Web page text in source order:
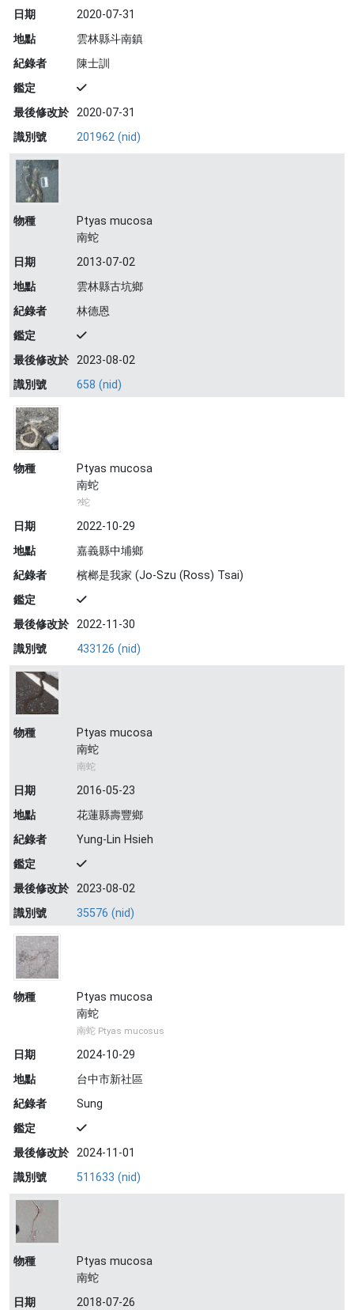
日期
2020-07-31
地點
雲林縣斗南鎮
紀錄者
陳士訓
鑑定
最後修改於 2020-07-31
識別號
201962 (nid)
物種
Ptyas mucosa
南蛇
日期
2013-07-02
地點
雲林縣古坑鄉
紀錄者
林德恩
鑑定
最後修改於 2023-08-02
識別號
658 (nid)
物種
Ptyas mucosa
南蛇
?蛇
日期
2022-10-29
地點
嘉義縣中埔鄉
紀錄者
檳榔是我家 (Jo-Szu (Ross) Tsai)
鑑定
最後修改於 2022-11-30
識別號
433126 (nid)
物種
Ptyas mucosa
南蛇
南蛇
日期
2016-05-23
地點
花蓮縣壽豐鄉
紀錄者
Yung-Lin Hsieh
鑑定
最後修改於 2023-08-02
識別號
35576 (nid)
物種
Ptyas mucosa
南蛇
南蛇 Ptyas mucosus
日期
2024-10-29
地點
台中市新社區
紀錄者
Sung
鑑定
最後修改於 2024-11-01
識別號
511633 (nid)
物種
Ptyas mucosa
南蛇
日期
2018-07-26